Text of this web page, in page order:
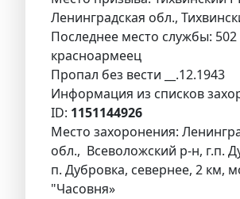
Ленинградская обл.,
Последнее место службы: 502
красноармеец
Пропал без вести __.12.1943
Информация из списков
ID: 1151144926
Место захоронения:
обл., Всеволожский р-н, г.п.
п. Дубровка, севернее, 2 км,
"Часовня»